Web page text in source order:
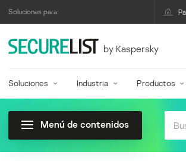
Soluciones para:
by Kaspersky
Soluciones Industria Productos
Menú de contenidos